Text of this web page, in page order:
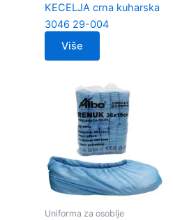
KECELJA crna kuharska
3046 29-004
Više
Uniforma za osoblje